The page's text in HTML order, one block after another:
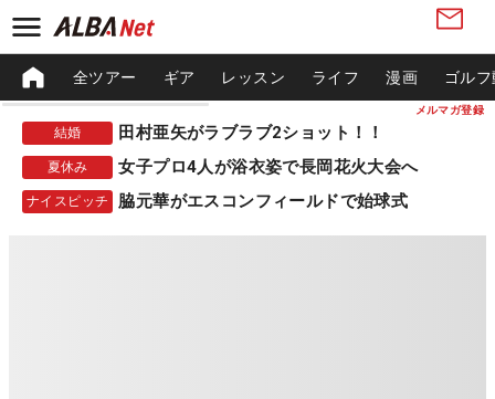
メルマガ登録
全ツアー ギア レッスン ライフ 漫画 ゴル
結婚 田村亜矢がラブラブ2ショット！！
夏休み 女子プロ4人が浴衣姿で長岡花火大会へ
ナイスピッチ 脇元華がエスコンフィールドで始球式